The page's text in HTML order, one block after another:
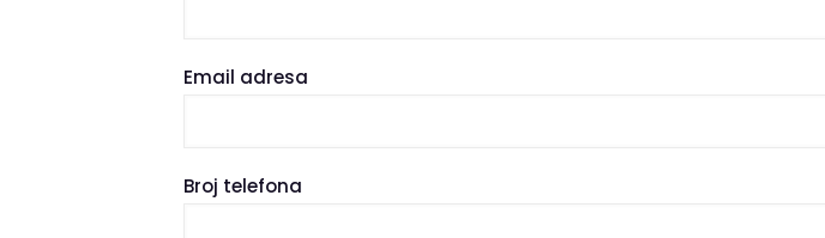
Email adresa
Broj telefona